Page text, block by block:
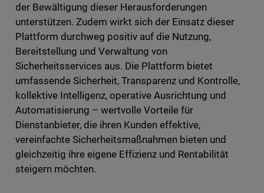
der Bewältigung dieser Herausforderungen
unterstützen. Zudem wirkt sich der Einsatz dieser
Plattform durchweg positiv auf die Nutzung,
Bereitstellung und Verwaltung von
Sicherheitsservices aus. Die Plattform bietet
umfassende Sicherheit, Transparenz und Kontrolle,
kollektive Intelligenz, operative Ausrichtung und
Automatisierung – wertvolle Vorteile für
Dienstanbieter, die ihren Kunden effektive,
vereinfachte Sicherheitsmaßnahmen bieten und
gleichzeitig ihre eigene Effizienz und Rentabilität
steigern möchten.